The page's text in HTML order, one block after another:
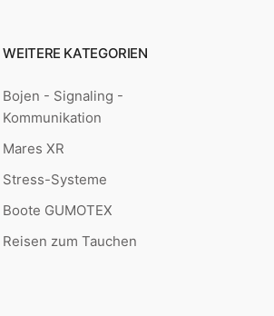
WEITERE KATEGORIEN
Bojen - Signaling -
Kommunikation
Mares XR
Stress-Systeme
Boote GUMOTEX
Reisen zum Tauchen